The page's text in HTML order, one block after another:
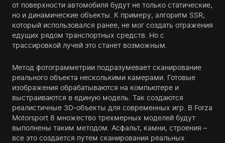
от поверхности автомобиля будут не только статические,
но и динамические объекты. К примеру, алгоритм SSR,
который использовался ранее, не мог создать отражения
едущих рядом транспортных средств. Но с
трассировкой лучей это станет возможным.
Метод фотограмметрии подразумевает сканирование
реального объекта несколькими камерами. Готовые
изображения обрабатываются на компьютере и
выстраиваются в единую модель. Так создаются
реалистичные 3D-объекты для современных игр. В Forza
Motorsport 8 множество трехмерных моделей будут
выполнены таким методом. Асфальт, камни, строения –
все это создается путем сканирования реальных